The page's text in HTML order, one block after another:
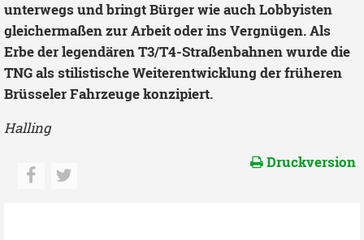
unterwegs und bringt Bürger wie auch Lobbyisten
gleichermaßen zur Arbeit oder ins Vergnügen. Als
Erbe der legendären T3/T4-Straßenbahnen wurde die
TNG als stilistische Weiterentwicklung der früheren
Brüsseler Fahrzeuge konzipiert.
Halling
Druckversion